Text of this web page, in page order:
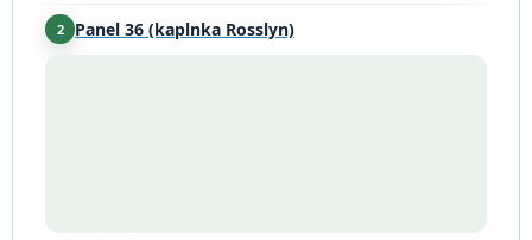
2 Panel 36 (kaplnka Rosslyn)